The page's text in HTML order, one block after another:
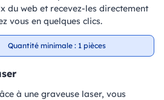
du web et recevez-les directement
vous en quelques clics.
Quantité minimale : 1 pièces
à une graveuse laser, vous